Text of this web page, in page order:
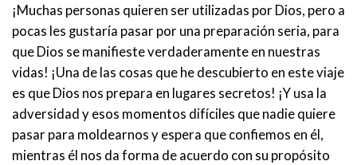
¡Muchas personas quieren ser utilizadas por Dios, pero a
pocas les gustaría pasar por una preparación seria, para
que Dios se manifieste verdaderamente en nuestras
vidas! ¡Una de las cosas que he descubierto en este viaje
es que Dios nos prepara en lugares secretos! ¡Y usa la
adversidad y esos momentos difíciles que nadie quiere
pasar para moldearnos y espera que confiemos en él,
mientras él nos da forma de acuerdo con su propósito